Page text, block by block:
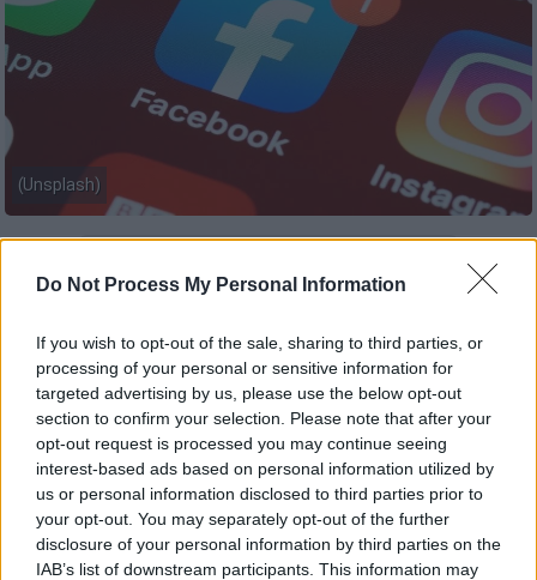
Do Not Process My Personal Information
If you wish to opt-out of the sale, sharing to third parties, or
processing of your personal or sensitive information for
targeted advertising by us, please use the below opt-out
section to confirm your selection. Please note that after your
opt-out request is processed you may continue seeing
interest-based ads based on personal information utilized by
us or personal information disclosed to third parties prior to
your opt-out. You may separately opt-out of the further
disclosure of your personal information by third parties on the
IAB’s list of downstream participants. This information may
(Unsplash)
Το γνωστό σε όλους λογότυπο του
Facebook άλλαξε αν και κανείς δεν το
πρόσεξε. Η αλλαγή του λογότυπου – η οποία
με την πρώτη ματιά είναι ελάχιστα αισθητή
– ενσωματώνει μια«πιο σαφή έκφραση του
βασικού μπλε χρώματος του Facebook»,
ανέφερε η εταιρεία κοινωνικής δικτύωσης
σε ανάρτηση.